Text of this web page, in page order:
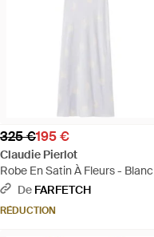
325 €195 €
Claudie Pierlot
Robe En Satin À Fleurs - Blanc
De FARFETCH
RÉDUCTION